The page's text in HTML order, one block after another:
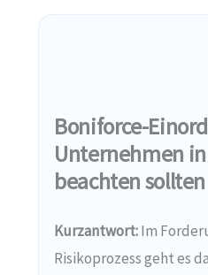
Boniforce-
Unternehmen
beachten sollten
Kurzantwort:Im
Risikoprozess geht es